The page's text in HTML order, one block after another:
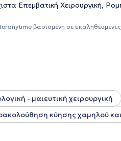
Επεμβατική Χειρουργική,
Από το 2020 αποτελεί μέλος της
Γυναικολογίας. Για
το εξωτερικό. ΄
βασισμένη σε
- μαιευτική χειρουργική
κύησης χαμηλού